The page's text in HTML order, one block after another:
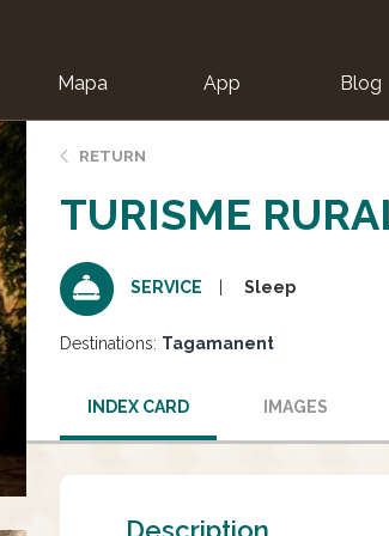
Mapa App Blog
RETURN
TURISME
SERVICE Sleep
Destinations: Tagamanent
INDEX CARD IMAGES